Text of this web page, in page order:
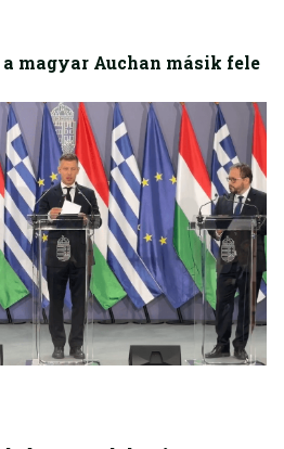
magyar Auchan másik fele